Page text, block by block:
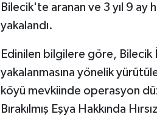
Bilecik'te aranan ve 3 yıl 9 ay
yakalandı.
Edinilen bilgilere göre, Bilecik
yakalanmasına yönelik
köyü mevkiinde operasyon
Bırakılmış Eşya Hakkında